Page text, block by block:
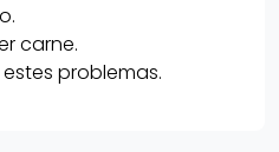
carne.
problemas.